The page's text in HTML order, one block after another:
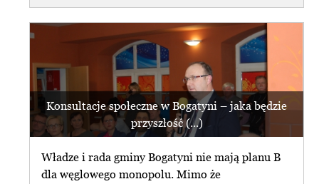
Konsultacje społeczne w Bogatyni – jaka będzie
przyszłość (...)
Władze i rada gminy Bogatyni nie mają planu B
dla węglowego monopolu. Mimo że